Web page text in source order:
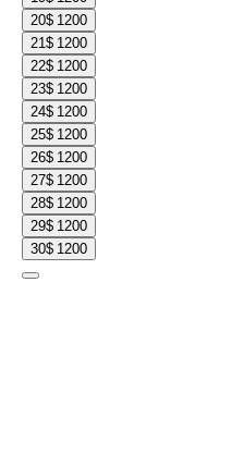
20$ 1200
21$ 1200
22$ 1200
23$ 1200
24$ 1200
25$ 1200
26$ 1200
27$ 1200
28$ 1200
29$ 1200
30$ 1200